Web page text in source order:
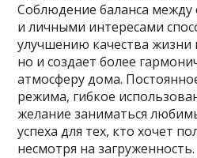
Соблюдение баланса
и личными интересами
улучшению качества жизни
но и создает более
атмосферу дома.
режима, гибкое
желание заниматься
успеха для тех, кто хочет
несмотря на загруженность.